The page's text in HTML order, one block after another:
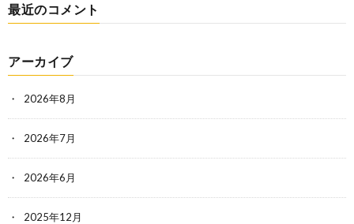
最近のコメント
アーカイブ
2026年8月
2026年7月
2026年6月
2025年12月